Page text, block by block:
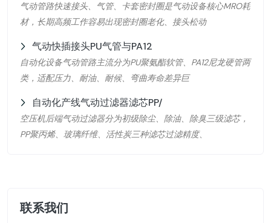
气动管路快速接头、气管、卡套密封圈是气动设备核心MRO耗
材，长期高频工作容易出现密封圈老化、接头松动
气动快插接头PU气管与PA12
自动化设备气动管路主流分为PU聚氨酯软管、PA12尼龙硬管两
类，适配压力、耐油、耐候、弯曲寿命差异巨
自动化产线气动过滤器滤芯PP/
空压机后端气动过滤器分为初级除尘、除油、除臭三级滤芯，
PP聚丙烯、玻璃纤维、活性炭三种滤芯过滤精度、
联系我们